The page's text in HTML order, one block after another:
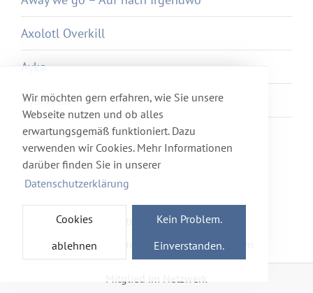
Wir möchten gern erfahren, wie Sie unsere
Webseite nutzen und ob alles
erwartungsgemäß funktioniert. Dazu
verwenden wir Cookies. Mehr Informationen
darüber finden Sie in unserer
Datenschutzerklärung
Cookies
ablehnen
Kein Problem.
Einverstanden.
Axolotl Overkill
Ayka
Ayurveda
Azur et Asmar
Newsletter
Förderverein
Haftung & Datenschutz
Impressum
Mitglied im Netzwerk